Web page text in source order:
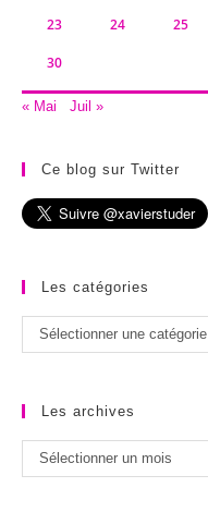
23 24 25
30
« Mai Juil »
Ce blog sur Twitter
Les catégories
Les
catégories
Sélectionner une catégorie
Les archives
Les
archives
Sélectionner un mois